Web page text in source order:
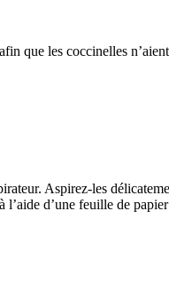
que les coccinelles
Aspirez-les
d’une feuille de